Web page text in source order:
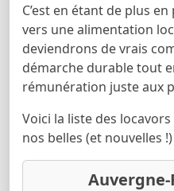
C’est en étant de plus
vers une alimentation
deviendrons de vrais
démarche durable tout
rémunération juste aux
Voici la liste des
nos belles (et nouvelles
Auvergne-